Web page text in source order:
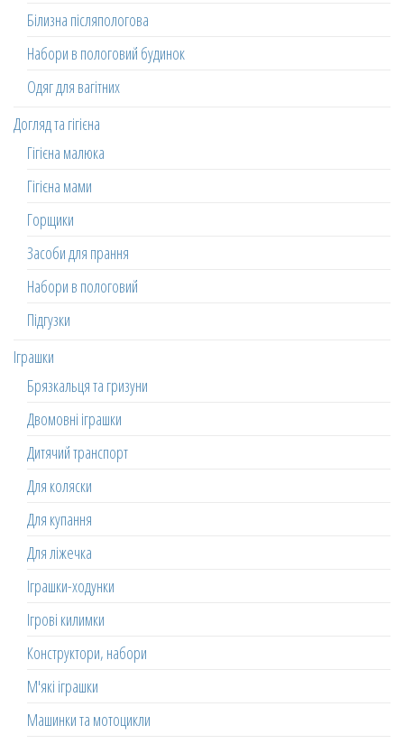
Білизна післяпологова
Набори в пологовий будинок
Одяг для вагітних
Догляд та гігієна
Гігієна малюка
Гігієна мами
Горщики
Засоби для прання
Набори в пологовий
Підгузки
Іграшки
Брязкальця та гризуни
Двомовні іграшки
Дитячий транспорт
Для коляски
Для купання
Для ліжечка
Іграшки-ходунки
Ігрові килимки
Конструктори, набори
М'які іграшки
Машинки та мотоцикли